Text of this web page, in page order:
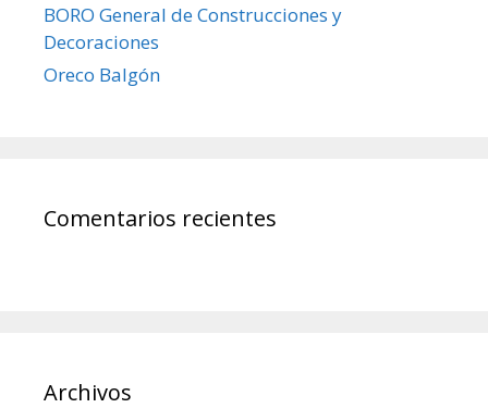
BORO General de Construcciones y
Decoraciones
Oreco Balgón
Comentarios recientes
Archivos